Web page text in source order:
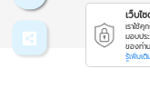
เว็บไ
เราใช้
มอบปร
ของท่า
รู้เพิ่มเติ